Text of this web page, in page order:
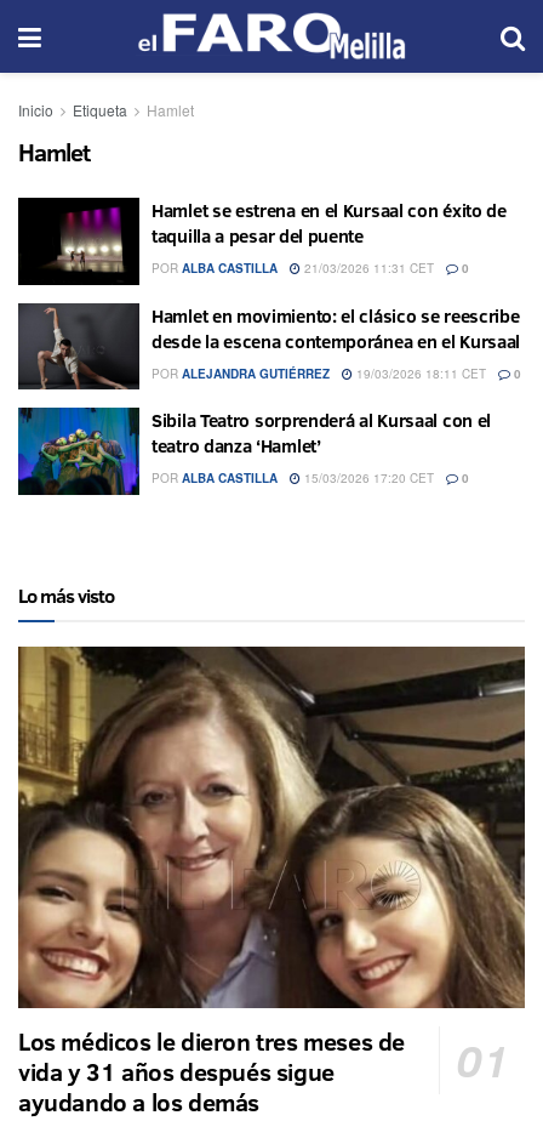
Inicio Etiqueta Hamlet
Hamlet
Hamlet se estrena en el Kursaal con éxito de
taquilla a pesar del puente
POR ALBA CASTILLA 21/03/2026 11:31 CET 0
Hamlet en movimiento: el clásico se reescribe
desde la escena contemporánea en el Kursaal
POR ALEJANDRA GUTIÉRREZ 19/03/2026 18:11 CET 0
Sibila Teatro sorprenderá al Kursaal con el
teatro danza ‘Hamlet’
POR ALBA CASTILLA 15/03/2026 17:20 CET 0
Lo más visto
Los médicos le dieron tres meses de
vida y 31 años después sigue
ayudando a los demás